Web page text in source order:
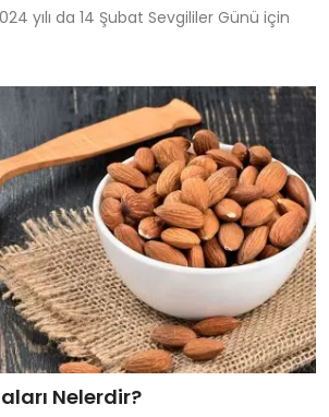
yılı da 14 Şubat Sevgililer Günü için
Nelerdir?